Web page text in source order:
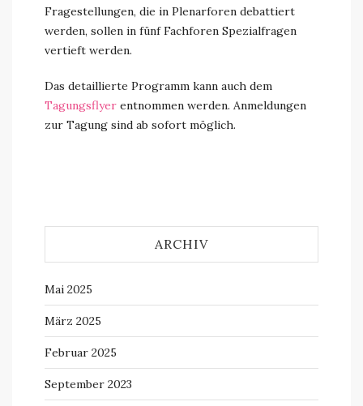
Fragestellungen, die in Plenarforen debattiert
werden, sollen in fünf Fachforen Spezialfragen
vertieft werden.
Das detaillierte Programm kann auch dem
Tagungsflyer entnommen werden. Anmeldungen
zur Tagung sind ab sofort möglich.
ARCHIV
Mai 2025
März 2025
Februar 2025
September 2023